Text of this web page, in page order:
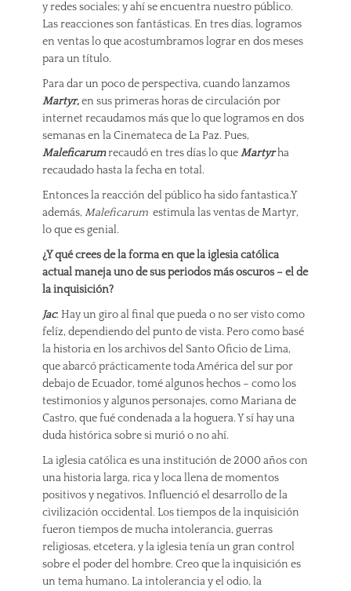
y redes sociales; y ahí se encuentra nuestro público.
Las reacciones son fantásticas. En tres días, logramos
en ventas lo que acostumbramos lograr en dos meses
para un título.
Para dar un poco de perspectiva, cuando lanzamos
Martyr,en sus primeras horas de circulación por
internet recaudamos más que lo que logramos en dos
semanas en la Cinemateca de La Paz. Pues,
Maleficarumrecaudó en tres días lo queMartyrha
recaudado hasta la fecha en total.
Entonces la reacción del público ha sido fantastica.Y
además, Maleficarum estimula las ventas de Martyr,
lo que es genial.
¿Y qué crees de la forma en que la iglesia católica
actual maneja uno de sus periodos más oscuros – el de
la inquisición?
Jac: Hay un giro al final que pueda o no ser visto como
felíz, dependiendo del punto de vista. Pero como basé
la historia en los archivos del Santo Oficio de Lima,
que abarcó prácticamente toda América del sur por
debajo de Ecuador, tomé algunos hechos – como los
testimonios y algunos personajes, como Mariana de
Castro, que fué condenada a la hoguera. Y sí hay una
duda histórica sobre si murió o no ahí.
La iglesia católica es una institución de 2000 años con
una historia larga, rica y loca llena de momentos
positivos y negativos. Influenció el desarrollo de la
civilización occidental. Los tiempos de la inquisición
fueron tiempos de mucha intolerancia, guerras
religiosas, etcetera, y la iglesia tenía un gran control
sobre el poder del hombre. Creo que la inquisición es
un tema humano. La intolerancia y el odio, la